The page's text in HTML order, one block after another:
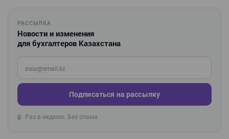
РАССЫЛКА
Новости и изменения
для бухгалтеров Казахстана
Введите ваш e-mail
Подписаться на рассылку
🔒 Раз в неделю. Без спама.